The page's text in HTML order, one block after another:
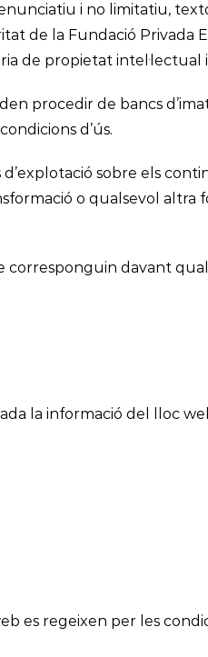
i no limitatiu,
de la Fundació Privada
de propietat intel·lectual
procedir de bancs
d’ús.
d’explotació sobre els
o qualsevol altra
corresponguin davant
la informació del lloc
es regeixen per les